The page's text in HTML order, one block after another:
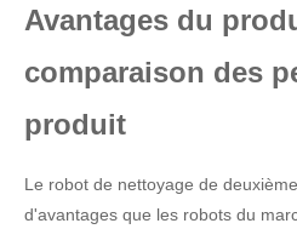
Avantages du
comparaison des
produit
Le robot de nettoyage de
d'avantages que les robots du